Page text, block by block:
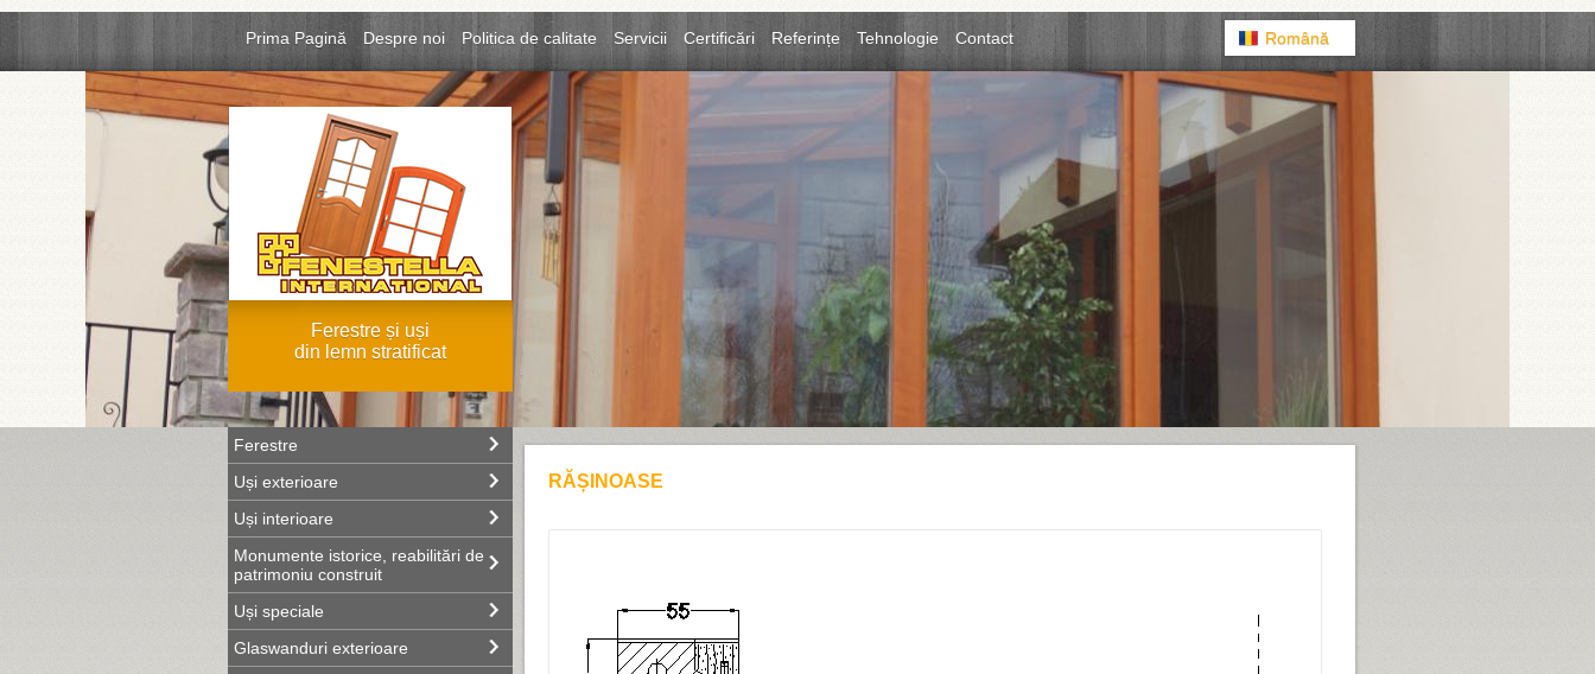
Prima Pagină Despre noi Politica de calitate Servicii Certificări Referințe Tehnologie Contact Română
Ferestre și uși
din lemn stratificat
Ferestre
Uși exterioare
Uși interioare
Monumente istorice, reabilitări de
patrimoniu construit
Uși speciale
Glaswanduri exterioare
RĂȘINOASE